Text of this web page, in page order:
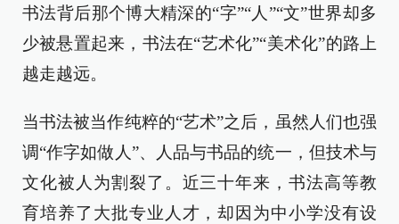
书法背后那个博大精深的“字”“人”“文”世界却多
少被悬置起来，书法在“艺术化”“美术化”的路上
越走越远。
当书法被当作纯粹的“艺术”之后，虽然人们也强
调“作字如做人”、人品与书品的统一，但技术与
文化被人为割裂了。近三十年来，书法高等教
育培养了大批专业人才，却因为中小学没有设